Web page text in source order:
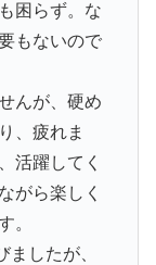
困らず。な
もないので
んが、硬め
、疲れま
活躍してく
がら楽しく
。
したが、